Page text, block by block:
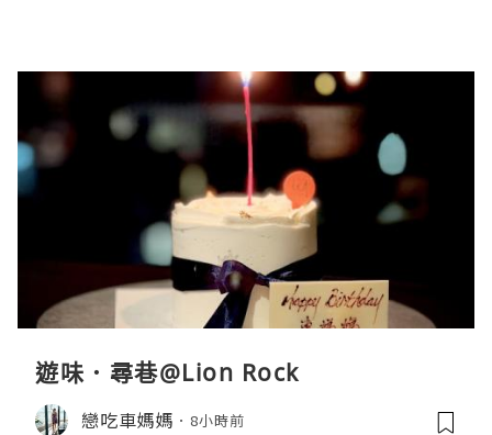
遊味．尋巷@Lion Rock
戀吃車媽媽 8小時前